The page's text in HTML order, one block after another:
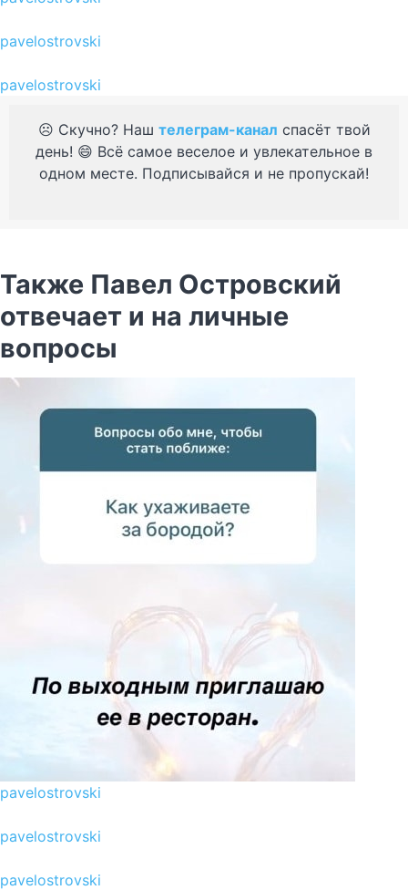
pavelostrovski
pavelostrovski
☹️ Скучно? Наш телеграм-канал спасёт твой
день! 😄 Всё самое веселое и увлекательное в
одном месте. Подписывайся и не пропускай!
Также Павел Островский
отвечает и на личные
вопросы
pavelostrovski
pavelostrovski
pavelostrovski